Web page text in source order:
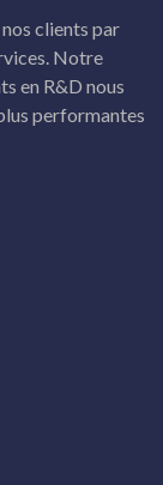
clients par
Notre
en R&D nous
performantes